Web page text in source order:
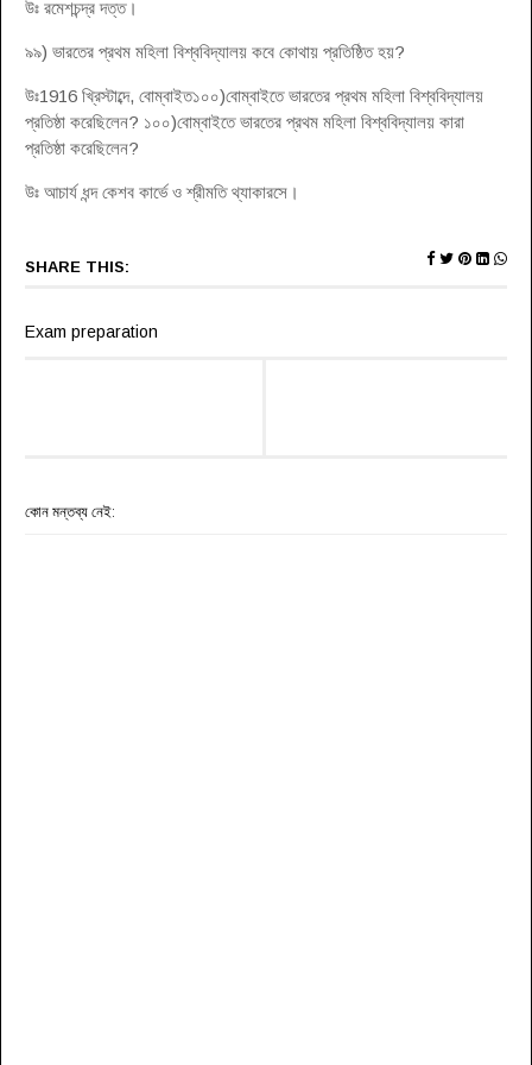
উঃ রমেশচন্দ্র দত্ত।
৯৯) ভারতের প্রথম মহিলা বিশ্ববিদ্যালয় কবে কোথায় প্রতিষ্ঠিত হয়?
উঃ1916 খ্রিস্টাব্দে, বোম্বাইত১০০)বোম্বাইতে ভারতের প্রথম মহিলা বিশ্ববিদ্যালয়
প্রতিষ্ঠা করেছিলেন? ১০০)বোম্বাইতে ভারতের প্রথম মহিলা বিশ্ববিদ্যালয় কারা
প্রতিষ্ঠা করেছিলেন?
উঃ আচার্য ধন্দ কেশব কার্ভে ও শ্রীমতি থ্যাকারসে।
SHARE THIS:
Exam preparation
কোন মন্তব্য নেই: